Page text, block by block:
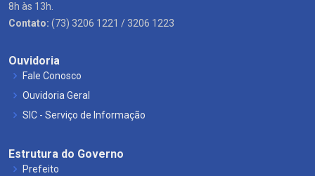
8h às 13h.
Contato: (73) 3206 1221 / 3206 1223
Ouvidoria
Fale Conosco
Ouvidoria Geral
SIC - Serviço de Informação
Estrutura do Governo
Prefeito